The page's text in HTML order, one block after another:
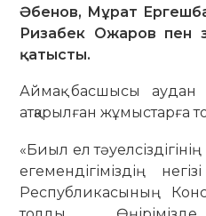
Әбенов, Мұрат
Ризабек Ожаров пен
қатысты.
Аймақ басшысы аудан
атқарылған жұмыстарға
«Биыл ел
егемендігіміздің
Республикасының